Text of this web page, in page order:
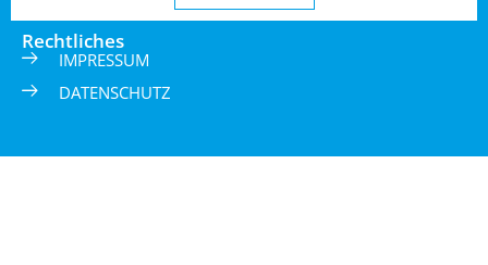
Rechtliches
IMPRESSUM
DATENSCHUTZ